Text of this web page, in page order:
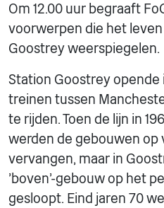
Om 12.00 uur begraaft
voorwerpen die het
Goostrey weerspiegelen.
Station Goostrey opende
treinen tussen
te rijden. Toen de lijn in
werden de gebouwen op
vervangen, maar in
'boven'-gebouw op het
gesloopt. Eind jaren 70